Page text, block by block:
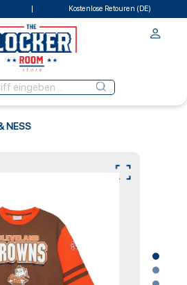
Kostenlose Retouren (DE)
NESS